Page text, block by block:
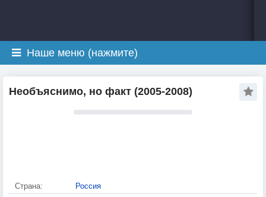
Наше меню (нажмите)
Необъяснимо, но факт (2005-2008)
Страна:
Россия